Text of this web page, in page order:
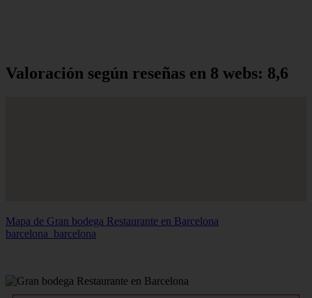
Valoración según reseñas en 8 webs: 8,6
Mapa de Gran bodega Restaurante en Barcelona
barcelona_barcelona